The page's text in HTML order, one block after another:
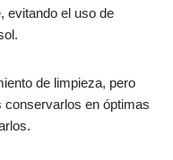
evitando el uso de
de limpieza, pero
en óptimas